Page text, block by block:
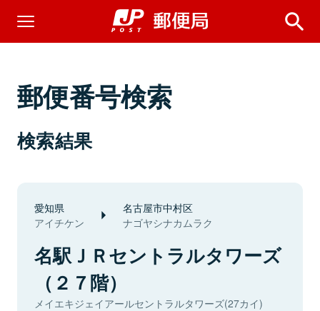
郵便番号検索
検索結果
愛知県
アイチケン
名古屋市中村区
ナゴヤシナカムラク
名駅ＪＲセントラルタワーズ
（２７階）
メイエキジェイアールセントラルタワーズ(27カイ)